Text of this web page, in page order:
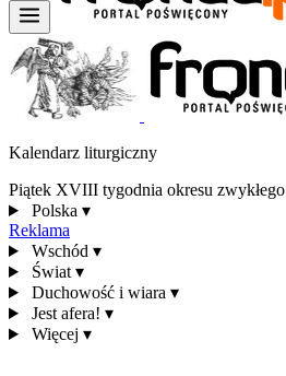
Kalendarz liturgiczny
Piątek XVIII tygodnia okresu zwykłego
Polska ▾
Reklama
Wschód ▾
Świat ▾
Duchowość i wiara ▾
Jest afera! ▾
Więcej ▾